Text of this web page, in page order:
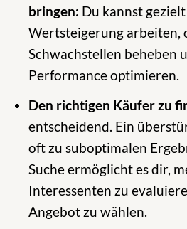
bringen: Du kannst
Wertsteigerung arbeiten,
Schwachstellen beheben
Performance optimieren.
Den richtigen Käufer zu
entscheidend. Ein
oft zu suboptimalen
Suche ermöglicht es dir,
Interessenten zu
Angebot zu wählen.